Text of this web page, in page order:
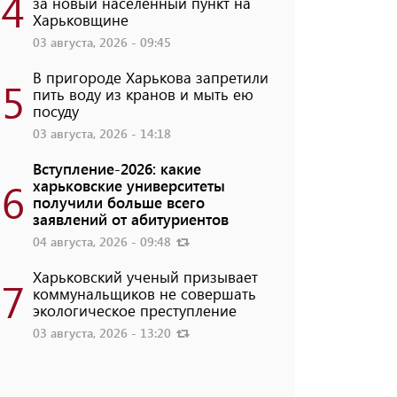
Харьковщине
03 августа, 2026 - 09:45
5 В пригороде Харькова запретили
пить воду из кранов и мыть ею
посуду
03 августа, 2026 - 14:18
6
Вступление-2026: какие
харьковские университеты
получили больше всего
заявлений от абитуриентов
04 августа, 2026 - 09:48
7 Харьковский ученый призывает
коммунальщиков не совершать
экологическое преступление
03 августа, 2026 - 13:20